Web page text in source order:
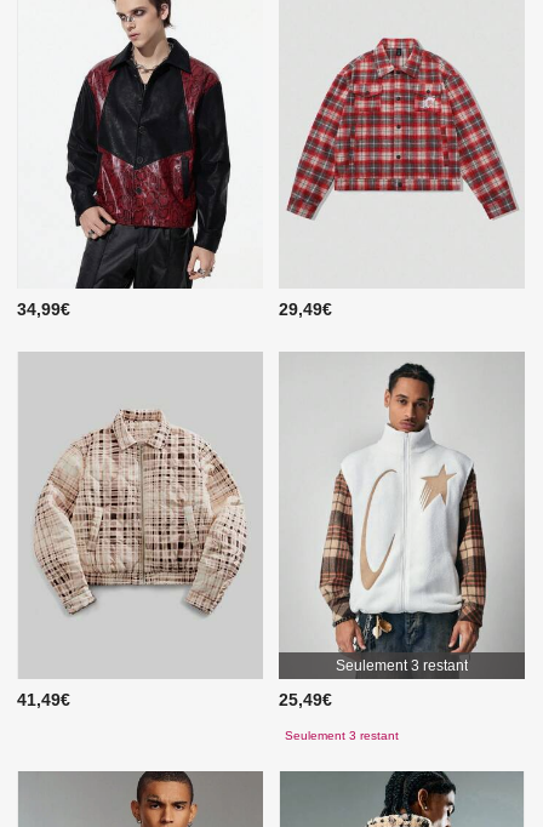
34,99€ 29,49€
41,49€
Seulement 3 restant
25,49€
Seulement 3 restant